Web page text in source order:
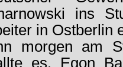
ins
in Ostberlin
morgen am
es. Egon